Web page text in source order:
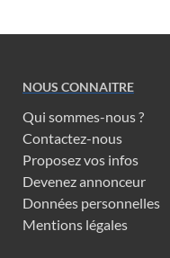
NOUS CONNAITRE
Qui sommes-nous ?
Contactez-nous
Proposez vos infos
Devenez annonceur
Données personnelles
Mentions légales